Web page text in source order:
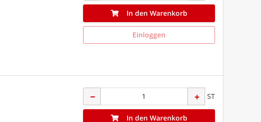
In den Warenkorb
Einloggen
ST
In den Warenkorb